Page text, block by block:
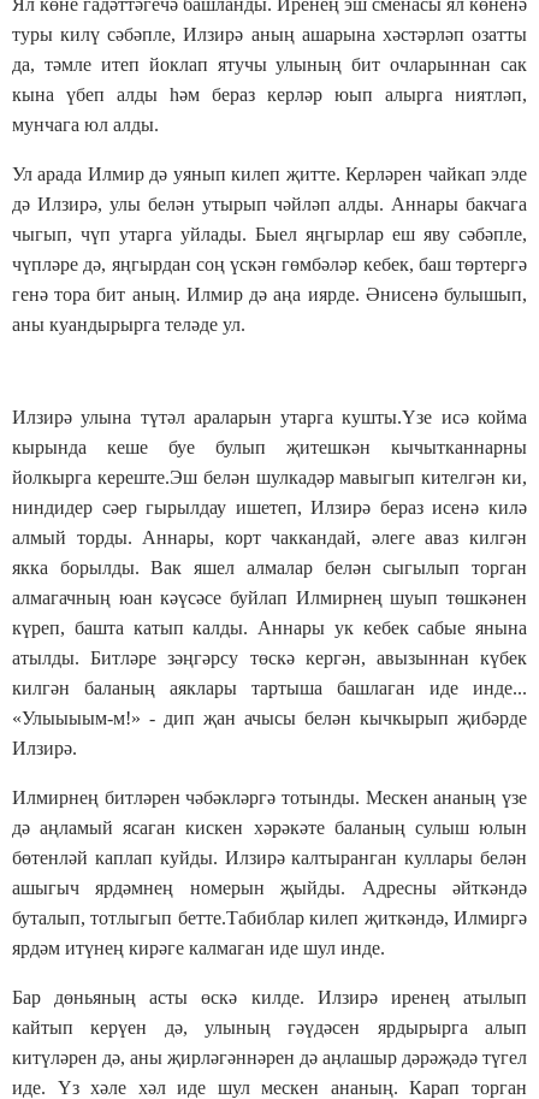
Ял көне гадәттәгечә башланды. Иренең эш сменасы ял көненә
туры килү сәбәпле, Илзирә аның ашарына хәстәрләп озатты
да, тәмле итеп йоклап ятучы улының бит очларыннан сак
кына үбеп алды һәм бераз керләр юып алырга ниятләп,
мунчага юл алды.
Ул арада Илмир дә уянып килеп җитте. Керләрен чайкап элде
дә Илзирә, улы белән утырып чәйләп алды. Аннары бакчага
чыгып, чүп утарга уйлады. Быел яңгырлар еш яву сәбәпле,
чүпләре дә, яңгырдан соң үскән гөмбәләр кебек, баш төртергә
генә тора бит аның. Илмир дә аңа иярде. Әнисенә булышып,
аны куандырырга теләде ул.
Илзирә улына түтәл араларын утарга кушты.Үзе исә койма
кырында кеше буе булып җитешкән кычытканнарны
йолкырга кереште.Эш белән шулкадәр мавыгып кителгән ки,
ниндидер сәер гырылдау ишетеп, Илзирә бераз исенә килә
алмый торды. Аннары, корт чаккандай, әлеге аваз килгән
якка борылды. Вак яшел алмалар белән сыгылып торган
алмагачның юан кәүсәсе буйлап Илмирнең шуып төшкәнен
күреп, башта катып калды. Аннары ук кебек сабые янына
атылды. Битләре зәңгәрсу төскә кергән, авызыннан күбек
килгән баланың аяклары тартыша башлаган иде инде...
«Улыыыым-м!» - дип җан ачысы белән кычкырып җибәрде
Илзирә.
Илмирнең битләрен чәбәкләргә тотынды. Мескен ананың үзе
дә аңламый ясаган кискен хәрәкәте баланың сулыш юлын
бөтенләй каплап куйды. Илзирә калтыранган куллары белән
ашыгыч ярдәмнең номерын җыйды. Адресны әйткәндә
буталып, тотлыгып бетте.Табиблар килеп җиткәндә, Илмиргә
ярдәм итүнең кирәге калмаган иде шул инде.
Бар дөньяның асты өскә килде. Илзирә иренең атылып
кайтып керүен дә, улының гәүдәсен ярдырырга алып
китүләрен дә, аны җирләгәннәрен дә аңлашыр дәрәҗәдә түгел
иде. Үз хәле хәл иде шул мескен ананың. Карап торган